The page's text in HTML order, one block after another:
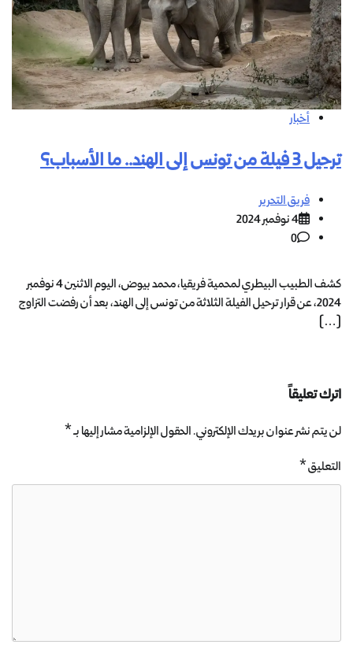
أخبار
ترحيل 3 فيلة من تونس إلى الهند.. ما الأسباب؟
فريق التحرير
4 نوفمبر 2024
0
كشف الطبيب البيطري لمحمية فريقيا، محمد بيوض، اليوم الاثنين 4 نوفمبر
2024، عن قرار ترحيل الفيلة الثلاثة من تونس إلى الهند، بعد أن رفضت التزاوج
[…]
اترك تعليقاً
لن يتم نشر عنوان بريدك الإلكتروني.الحقول الإلزامية مشار إليها بـ*
التعليق*